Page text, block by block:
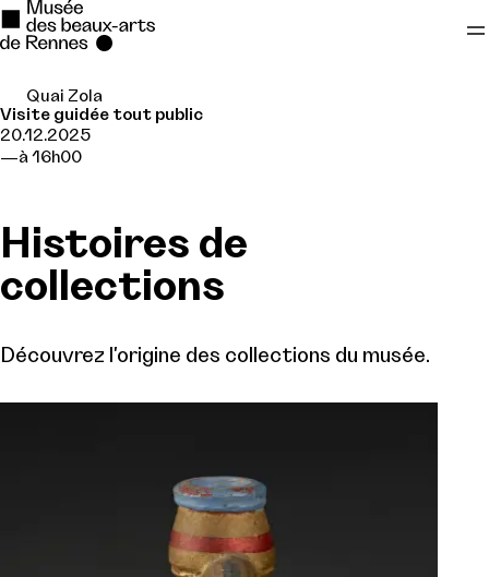
Se rendre au
Contenu principal
Quai Zola
Visite guidée tout public
20.12.2025
à 16h00
Histoires de
collections
Découvrez l'origine des collections du musée.